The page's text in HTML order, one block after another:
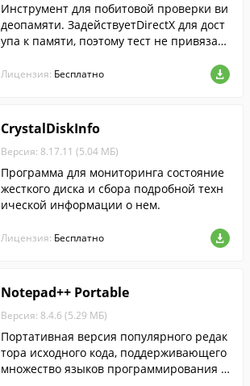
Инструмент для побитовой проверки ви
деопамяти. ЗадействуетDirectX для дост
упа к памяти, поэтому тест не привязан
Лицензия: Бесплатно
CrystalDiskInfo
Версия: 8.17.11 (5.04 МБ)
Программа для мониторинга состояние
жесткого диска и сбора подробной техн
ической информации о нем.
Лицензия: Бесплатно
Notepad++ Portable
Версия: 8.4.6 (5.29 МБ)
Портативная версия популярного редак
тора исходного кода, поддерживающего
множество языков программирования и